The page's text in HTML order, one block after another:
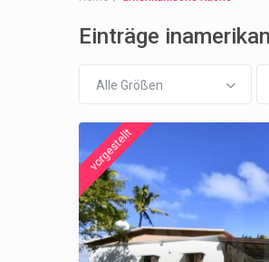
Einträge
Alle Größen
vorgestellt